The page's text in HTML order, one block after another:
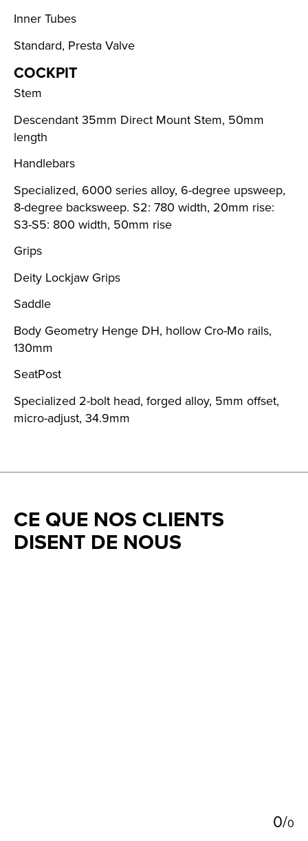
Inner Tubes
Standard, Presta Valve
COCKPIT
Stem
Descendant 35mm Direct Mount Stem, 50mm
length
Handlebars
Specialized, 6000 series alloy, 6-degree upsweep,
8-degree backsweep. S2: 780 width, 20mm rise:
S3-S5: 800 width, 50mm rise
Grips
Deity Lockjaw Grips
Saddle
Body Geometry Henge DH, hollow Cro-Mo rails,
130mm
SeatPost
Specialized 2-bolt head, forged alloy, 5mm offset,
micro-adjust, 34.9mm
CE QUE NOS CLIENTS
DISENT DE NOUS
0/0